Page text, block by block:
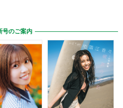
号のご案内